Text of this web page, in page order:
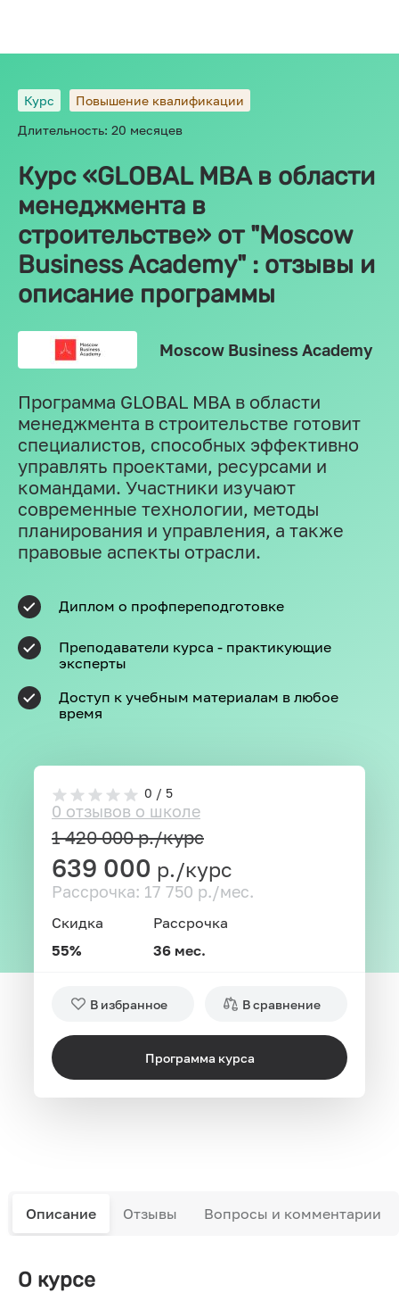
Курс
Повышение квалификации
Длительность: 20 месяцев
Курс «GLOBAL MBA в области
менеджмента в
строительстве» от "Moscow
Business Academy" : отзывы и
описание программы
Moscow Business Academy
Программа GLOBAL MBA в области
менеджмента в строительстве готовит
специалистов, способных эффективно
управлять проектами, ресурсами и
командами. Участники изучают
современные технологии, методы
планирования и управления, а также
правовые аспекты отрасли.
Диплом о профпереподготовке
Преподаватели курса - практикующие
эксперты
Доступ к учебным материалам в любое
время
0 / 5
0 отзывов о школе
1 420 000р./курс
639 000 р./курс
Рассрочка: 17 750 р./мес.
Скидка
55%
Рассрочка
36 мес.
В избранное В сравнение
Программа курса
Описание Отзывы Вопросы и комментарии
О курсе